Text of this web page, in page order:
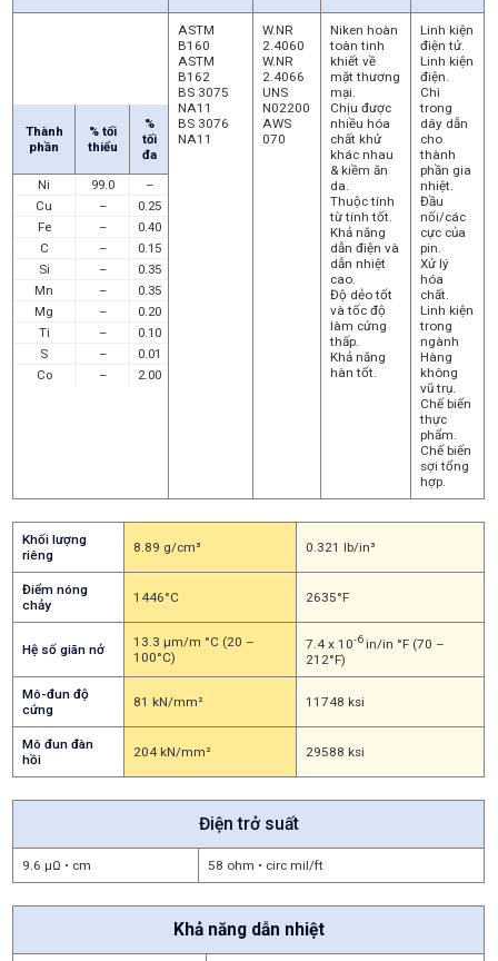
Thành
phần
% tối
thiểu
%
tối
đa
Ni
99.0
–
Cu
–
0.25
Fe
–
0.40
C
–
0.15
Si
–
0.35
Mn
–
0.35
Mg
–
0.20
Ti
–
0.10
S
–
0.01
Co
– 2.00
ASTM
B160
ASTM
B162
BS 3075
NA11
BS 3076
NA11
W.NR
2.4060
W.NR
2.4066
UNS
N02200
AWS
070
Niken hoàn
toàn tinh
khiết về
mặt thương
mại.
Chịu được
nhiều hóa
chất khử
khác nhau
& kiềm ăn
da.
Thuộc tính
từ tính tốt.
Khả năng
dẫn điện và
dẫn nhiệt
cao.
Độ dẻo tốt
và tốc độ
làm cứng
thấp.
Khả năng
hàn tốt.
Linh kiện
điện tử.
Linh kiện
điện.
Chì
trong
dây dẫn
cho
thành
phần gia
nhiệt.
Đầu
nối/các
cực của
pin.
Xử lý
hóa
chất.
Linh kiện
trong
ngành
Hàng
không
vũ trụ.
Chế biến
thực
phẩm.
Chế biến
sợi tổng
hợp.
Khối lượng
riêng
8.89 g/cm³ 0.321 lb/in³
Điểm nóng
chảy
1446°C 2635°F
Hệ số giãn nở
13.3 μm/m °C (20 –
100°C)
7.4 x 10-6in/in °F (70 –
212°F)
Mô-đun độ
cứng
81 kN/mm² 11748 ksi
Mô đun đàn
hồi
204 kN/mm² 29588 ksi
Điện trở suất
9.6 μΩ • cm 58 ohm • circ mil/ft
Khả năng dẫn nhiệt